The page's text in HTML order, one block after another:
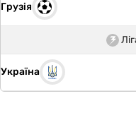
Грузія
Україна